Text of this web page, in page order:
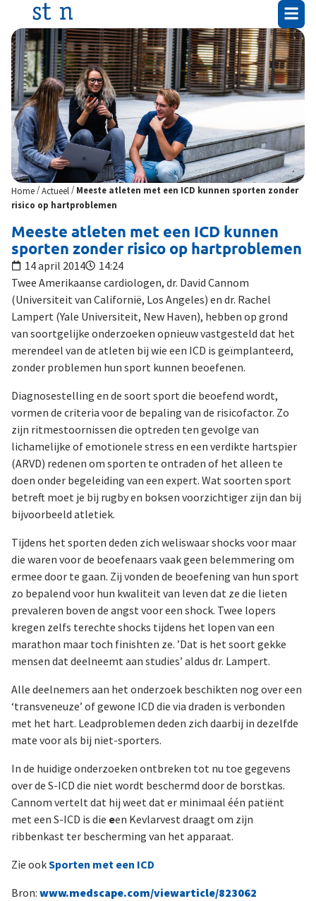
Home/Actueel /Meeste atleten met een ICD kunnen sporten zonder
risico op hartproblemen
Meeste atleten met een ICD kunnen
sporten zonder risico op hartproblemen
14 april 2014
14:24
Twee Amerikaanse cardiologen, dr. David Cannom
(Universiteit van Californië, Los Angeles) en dr. Rachel
Lampert (Yale Universiteit, New Haven), hebben op grond
van soortgelijke onderzoeken opnieuw vastgesteld dat het
merendeel van de atleten bij wie een ICD is geïmplanteerd,
zonder problemen hun sport kunnen beoefenen.
Diagnosestelling en de soort sport die beoefend wordt,
vormen de criteria voor de bepaling van de risicofactor. Zo
zijn ritmestoornissen die optreden ten gevolge van
lichamelijke of emotionele stress en een verdikte hartspier
(ARVD) redenen om sporten te ontraden of het alleen te
doen onder begeleiding van een expert. Wat soorten sport
betreft moet je bij rugby en boksen voorzichtiger zijn dan bij
bijvoorbeeld atletiek.
Tijdens het sporten deden zich weliswaar shocks voor maar
die waren voor de beoefenaars vaak geen belemmering om
ermee door te gaan. Zij vonden de beoefening van hun sport
zo bepalend voor hun kwaliteit van leven dat ze die lieten
prevaleren boven de angst voor een shock. Twee lopers
kregen zelfs terechte shocks tijdens het lopen van een
marathon maar toch finishten ze. ’Dat is het soort gekke
mensen dat deelneemt aan studies’ aldus dr. Lampert.
Alle deelnemers aan het onderzoek beschikten nog over een
‘transveneuze’ of gewone ICD die via draden is verbonden
met het hart. Leadproblemen deden zich daarbij in dezelfde
mate voor als bij niet-sporters.
In de huidige onderzoeken ontbreken tot nu toe gegevens
over de S-ICD die niet wordt beschermd door de borstkas.
Cannom vertelt dat hij weet dat er minimaal één patiënt
met een S-ICD is die een Kevlarvest draagt om zijn
ribbenkast ter bescherming van het apparaat.
Zie ookSporten met een ICD
Bron: www.medscape.com/viewarticle/823062